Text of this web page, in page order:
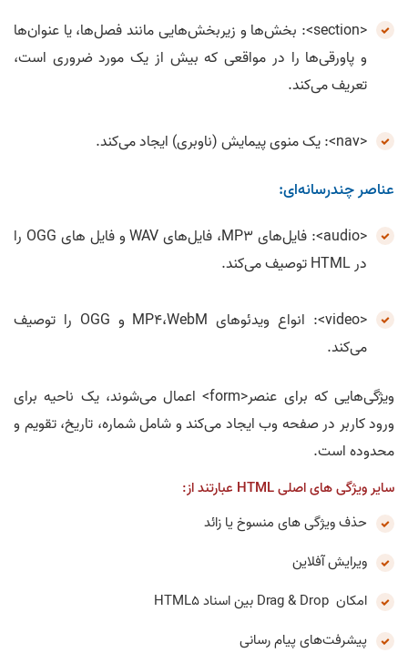
<section>: بخش‌ها و زیربخش‌‌هایی مانند فصل‌‌ها، یا عنوان‌ها
و پاورقی‌‌ها را در مواقعی که بیش از یک مورد ضروری است،
تعریف می‌کند.
<nav>: یک منوی پیمایش (ناوبری) ایجاد می‌کند.
عناصر چندرسانه‌ای:
<audio>: فایل‌های MP3، فایل‌‌های WAV و فایل‌ های OGG را
در HTML توصیف می‌‌کند.
<video>: انواع ویدئوهای MP4،WebM و OGG را توصیف
می‌کند.
ویژگی‌هایی که برای عنصر<form> اعمال می‌شوند، یک ناحیه برای
ورود کاربر در صفحه وب ایجاد می‌کند و شامل شماره، تاریخ، تقویم و
محدوده است.
سایر ویژگی های اصلی HTML عبارتند از:
حذف ویژگی های منسوخ یا زائد
ویرایش آفلاین
امکان Drag & Drop بین اسناد HTML5
پیشرفت‌های پیام رسانی